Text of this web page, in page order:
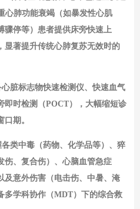
心肺功能衰竭（如暴发性心肌
骤停等）患者提供床旁快速上
显著提升传统心肺复苏无效时的
脏标志物快速检测仪、快速血气
即时检测（POCT），大幅缩短诊
期。
类中毒（药物、化学品等）、猝
伤、复合伤）、心脑血管急症
及意外伤害（电击伤、中暑、淹
多学科协作（MDT）下的综合救